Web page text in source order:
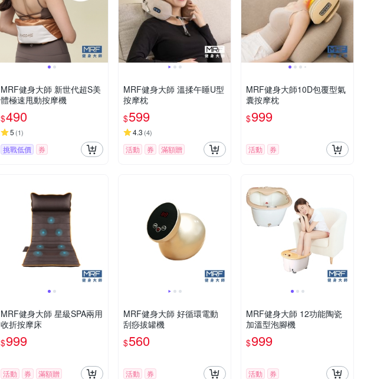
MRF健身大師 新世代超S美
體極速甩動按摩機
$490
5 (1)
挑戰低價 券
MRF健身大師 溫揉午睡U型
按摩枕
$599
4.3 (4)
活動 券 滿額贈
MRF健身大師10D包覆型氣
囊按摩枕
$999
活動 券
MRF健身大師 星級SPA兩用
收折按摩床
$999
活動 券 滿額贈
MRF健身大師 好循環電動
刮痧拔罐機
$560
活動 券
MRF健身大師 12功能陶瓷
加溫型泡腳機
$999
活動 券